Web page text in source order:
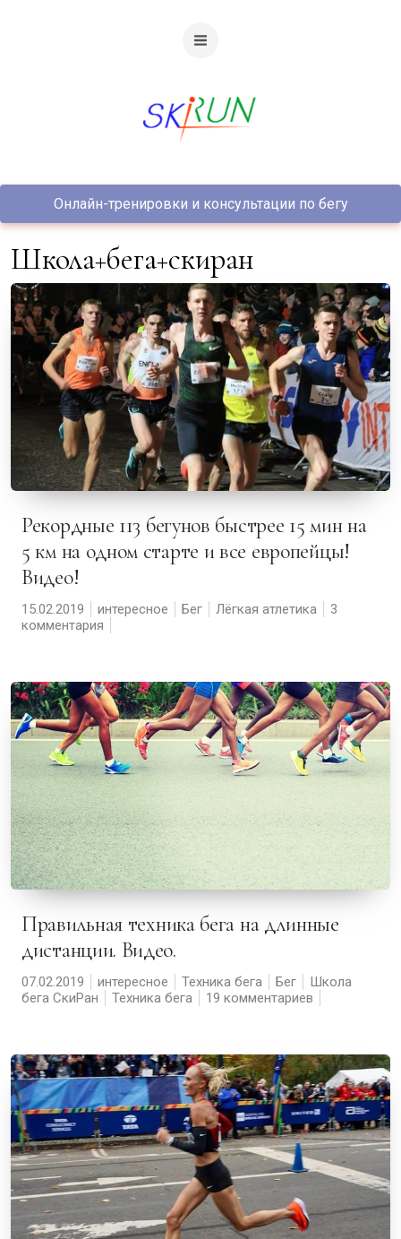
Онлайн-тренировки и консультации по бегу
школа+бега+скиран
Рекордные 113 бегунов быстрее 15 мин на
5 км на одном старте и все европейцы!
Видео!
15.02.2019 интересное Бег Лёгкая атлетика
3
комментария
Правильная техника бега на длинные
дистанции. Видео.
07.02.2019 интересное Техника бега Бег
Школа
бега СкиРан
Техника бега 19 комментариев